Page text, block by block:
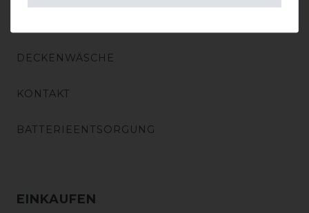
DECKENWÄSCHE
KONTAKT
BATTERIEENTSORGUNG
EINKAUFEN